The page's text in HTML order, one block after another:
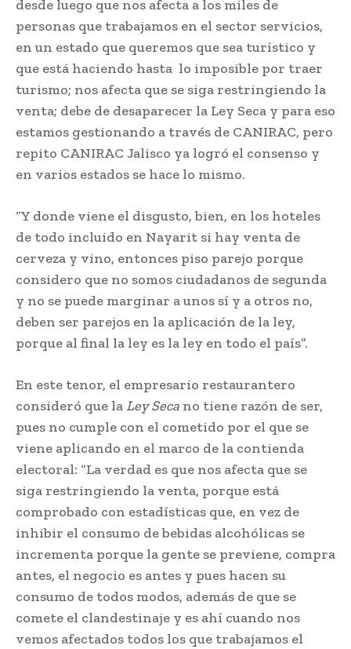
desde luego que nos afecta a los miles de
personas que trabajamos en el sector servicios,
en un estado que queremos que sea turístico y
que está haciendo hasta lo imposible por traer
turismo; nos afecta que se siga restringiendo la
venta; debe de desaparecer la Ley Seca y para eso
estamos gestionando a través de CANIRAC, pero
repito CANIRAC Jalisco ya logró el consenso y
en varios estados se hace lo mismo.
“Y donde viene el disgusto, bien, en los hoteles
de todo incluido en Nayarit si hay venta de
cerveza y vino, entonces piso parejo porque
considero que no somos ciudadanos de segunda
y no se puede marginar a unos sí y a otros no,
deben ser parejos en la aplicación de la ley,
porque al final la ley es la ley en todo el país”.
En este tenor, el empresario restaurantero
consideró que la Ley Seca no tiene razón de ser,
pues no cumple con el cometido por el que se
viene aplicando en el marco de la contienda
electoral: “La verdad es que nos afecta que se
siga restringiendo la venta, porque está
comprobado con estadísticas que, en vez de
inhibir el consumo de bebidas alcohólicas se
incrementa porque la gente se previene, compra
antes, el negocio es antes y pues hacen su
consumo de todos modos, además de que se
comete el clandestinaje y es ahí cuando nos
vemos afectados todos los que trabajamos el